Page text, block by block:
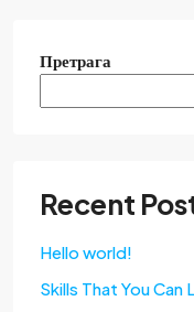
Претрага
Recent
Hello world!
Skills That You Can